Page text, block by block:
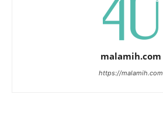
malamih.com
https://malamih.com